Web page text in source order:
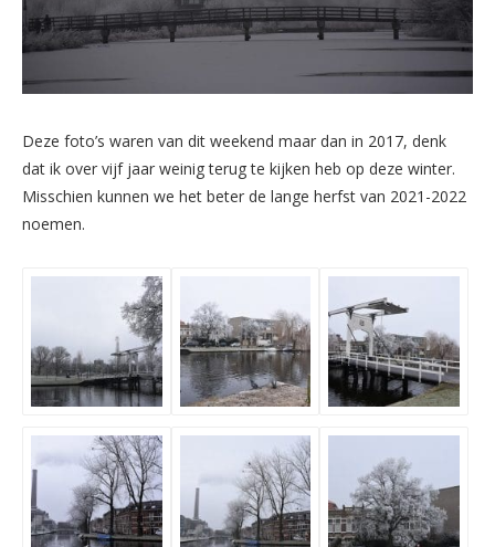
Deze foto’s waren van dit weekend maar dan in 2017, denk
dat ik over vijf jaar weinig terug te kijken heb op deze winter.
Misschien kunnen we het beter de lange herfst van 2021-2022
noemen.